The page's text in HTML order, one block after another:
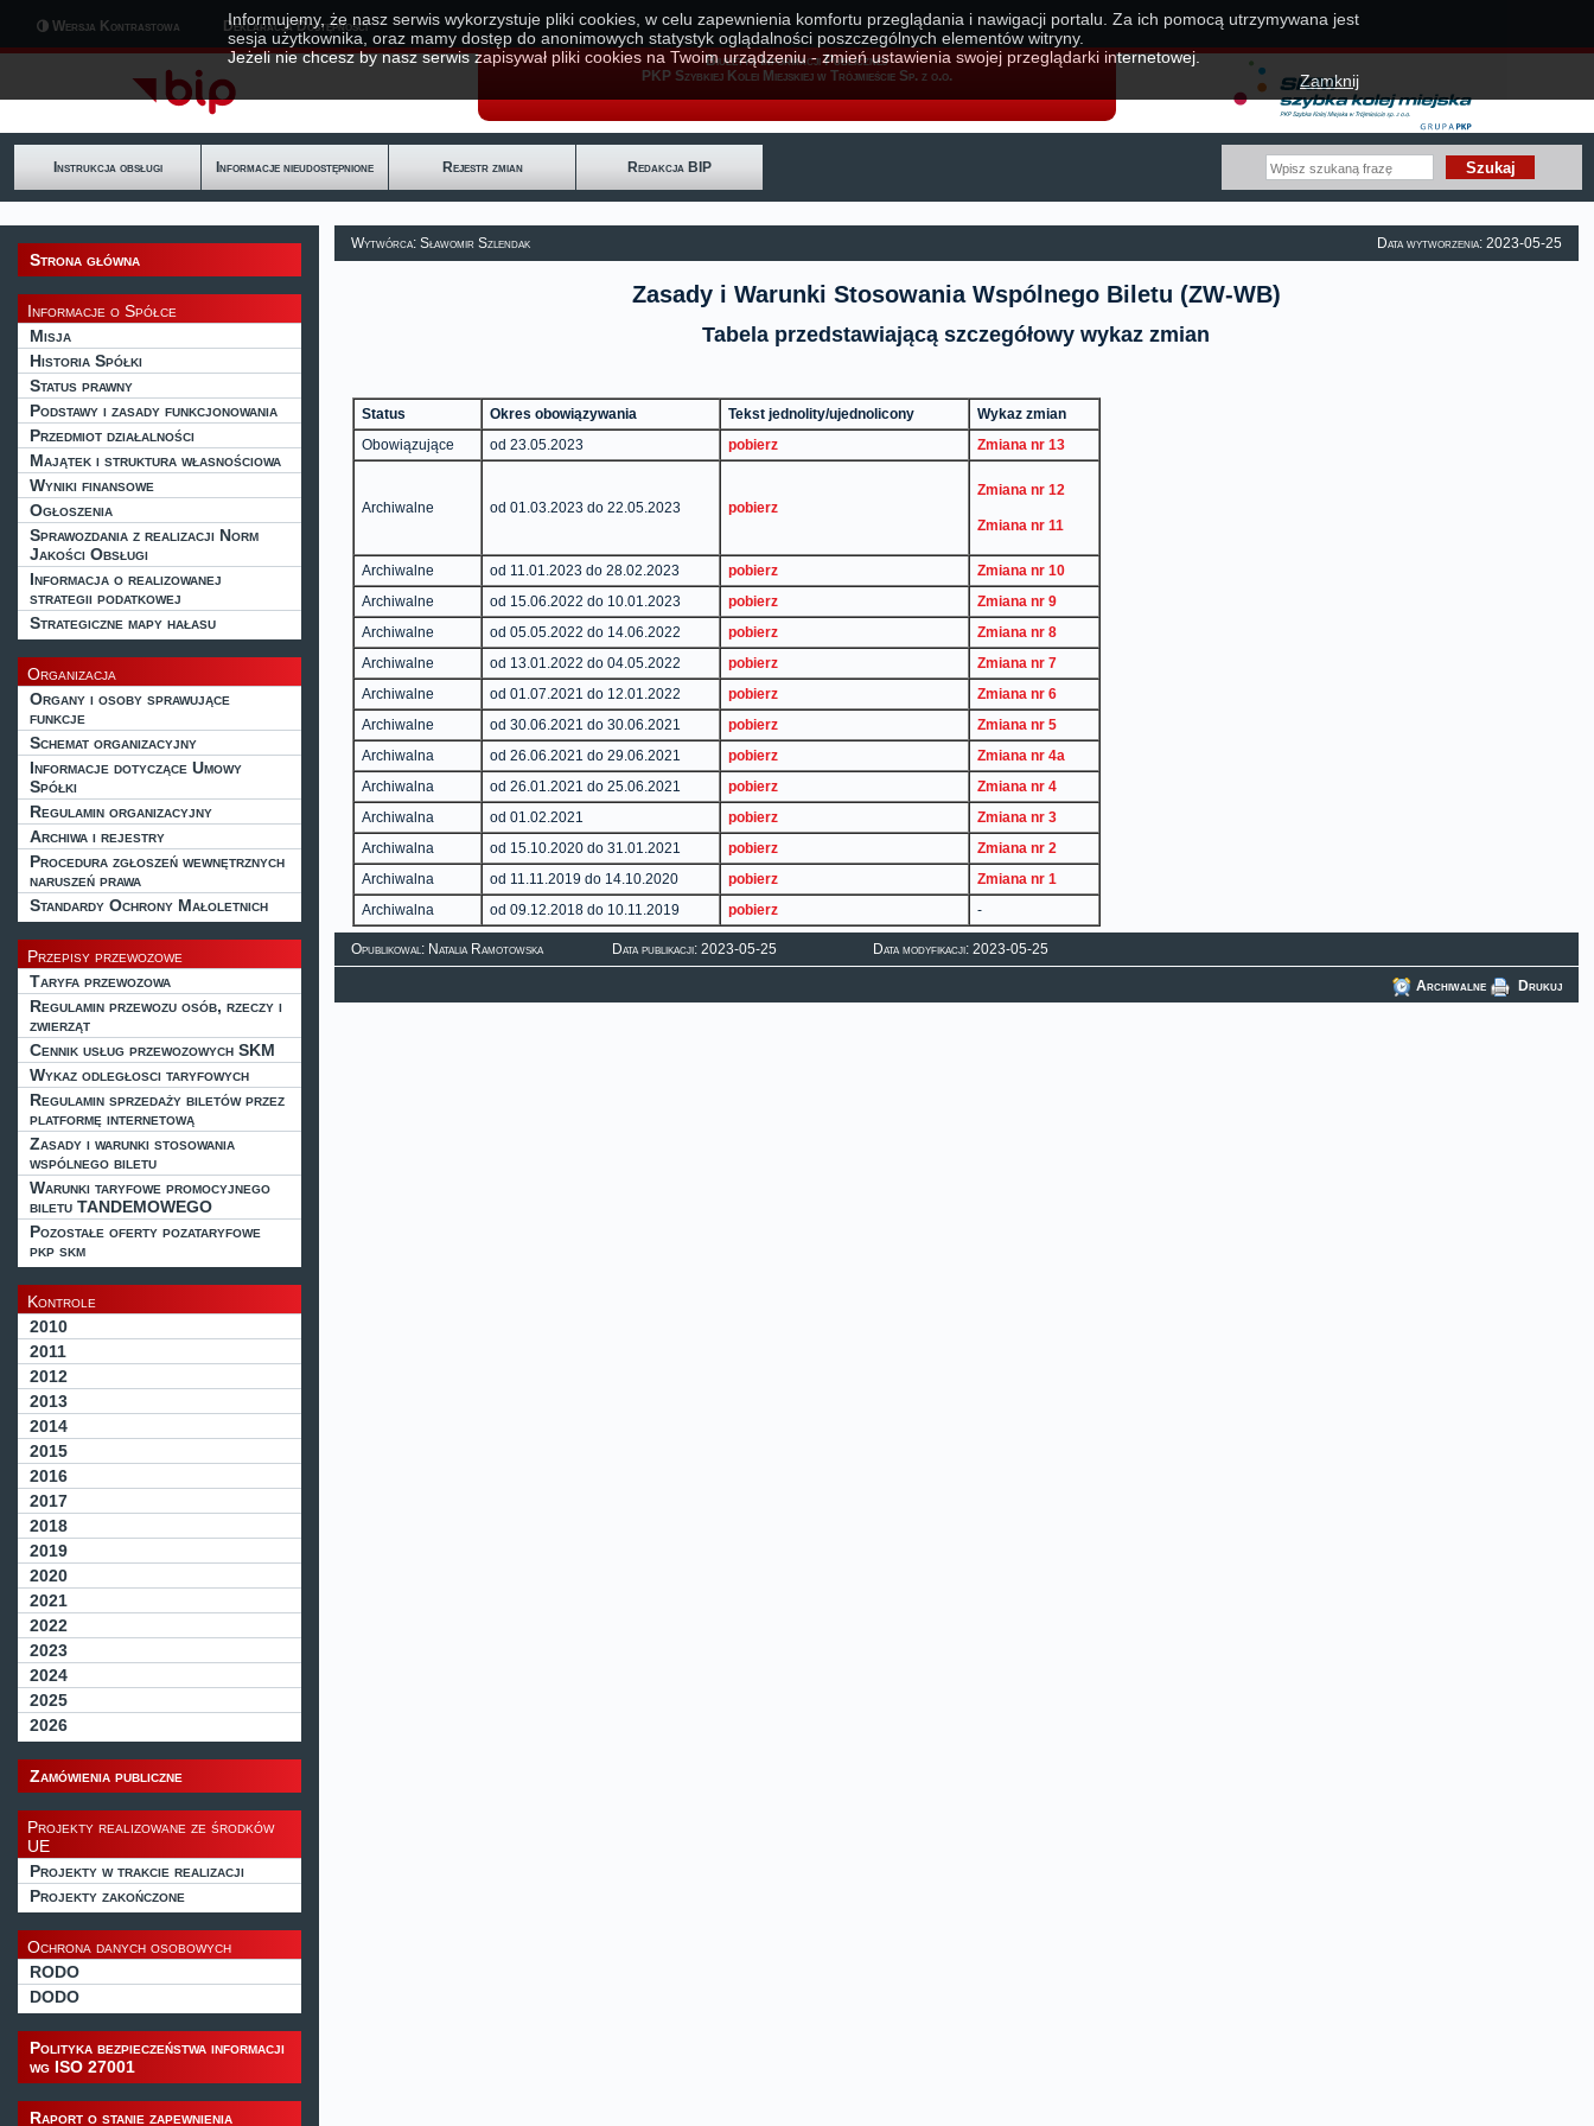
Wersja Kontrastowa Deklaracja Dostępności
Biuletyn Informacji Publicznej
PKP Szybkiej Kolei Miejskiej w Trójmieście Sp. z o.o.
Instrukcja obsługi Informacje nieudostępnione Rejestr zmian Redakcja BIP
Strona główna
Informacje o Spółce
Misja
Historia Spółki
Status prawny
Podstawy i zasady funkcjonowania
Przedmiot działalności
Majątek i struktura własnościowa
Wyniki finansowe
Ogłoszenia
Sprawozdania z realizacji Norm
Jakości Obsługi
Informacja o realizowanej
strategii podatkowej
Strategiczne mapy hałasu
Organizacja
Organy i osoby sprawujące
funkcje
Schemat organizacyjny
Informacje dotyczące Umowy
Spółki
Regulamin organizacyjny
Archiwa i rejestry
Procedura zgłoszeń wewnętrznych
naruszeń prawa
Standardy Ochrony Małoletnich
Przepisy przewozowe
Taryfa przewozowa
Regulamin przewozu osób, rzeczy i
zwierząt
Cennik usług przewozowych SKM
Wykaz odległosci taryfowych
Regulamin sprzedaży biletów przez
platformę internetową
Zasady i warunki stosowania
wspólnego biletu
Warunki taryfowe promocyjnego
biletu TANDEMOWEGO
Pozostałe oferty pozataryfowe
pkp skm
Kontrole
2010
2011
2012
2013
2014
2015
2016
2017
2018
2019
2020
2021
2022
2023
2024
2025
2026
Zamówienia publiczne
Projekty realizowane ze środków
UE
Projekty w trakcie realizacji
Projekty zakończone
Ochrona danych osobowych
RODO
DODO
Polityka bezpieczeństwa informacji
wg ISO 27001
Raport o stanie zapewnienia
Wytwórca: Sławomir Szlendak Data wytworzenia: 2023-05-25
Zasady i Warunki Stosowania Wspólnego Biletu (ZW-WB)
Tabela przedstawiającą szczegółowy wykaz zmian
Status Okres obowiązywania Tekst jednolity/ujednolicony
Wykaz zmian
Obowiązujące
od 23.05.2023 pobierz Zmiana nr 13
Archiwalne od 01.03.2023 do 22.05.2023 pobierz
Zmiana nr 12
Zmiana nr 11
Archiwalne od 11.01.2023 do 28.02.2023 pobierz
Zmiana nr 10
Archiwalne
od 15.06.2022 do 10.01.2023 pobierz
Zmiana nr 9
Archiwalne
od 05.05.2022 do 14.06.2022 pobierz
Zmiana nr 8
Archiwalne
od 13.01.2022 do 04.05.2022 pobierz
Zmiana nr 7
Archiwalne
od 01.07.2021 do 12.01.2022 pobierz
Zmiana nr 6
Archiwalne
od 30.06.2021 do 30.06.2021 pobierz
Zmiana nr 5
Archiwalna
od 26.06.2021 do 29.06.2021 pobierz
Zmiana nr 4a
Archiwalna
od 26.01.2021 do 25.06.2021 pobierz
Zmiana nr 4
Archiwalna
od 01.02.2021 pobierz
Zmiana nr 3
Archiwalna
od 15.10.2020 do 31.01.2021 pobierz
Zmiana nr 2
Archiwalna
od 11.11.2019 do 14.10.2020 pobierz
Zmiana nr 1
Archiwalna
od 09.12.2018 do 10.11.2019 pobierz -
Opublikowal: Natalia Ramotowska Data publikacji: 2023-05-25 Data modyfikacji: 2023-05-25
Archiwalne Drukuj
Informujemy, że nasz serwis wykorzystuje pliki cookies, w celu zapewnienia komfortu przeglądania i nawigacji portalu. Za ich pomocą utrzymywana jest
sesja użytkownika, oraz mamy dostęp do anonimowych statystyk oglądalności poszczególnych elementów witryny.
Jeżeli nie chcesz by nasz serwis zapisywał pliki cookies na Twoim urządzeniu - zmień ustawienia swojej przeglądarki internetowej.
Zamknij